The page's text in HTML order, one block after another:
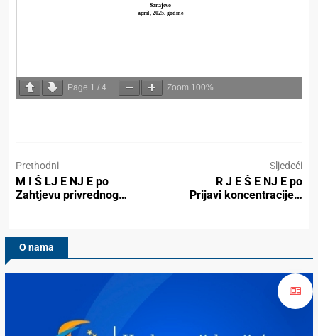
Page 1 / 4 Zoom 100%
Prethodni
M I Š LJ E NJ E po
Zahtjevu privrednog…
Sljedeći
R J E Š E NJ E po
Prijavi koncentracije…
O nama